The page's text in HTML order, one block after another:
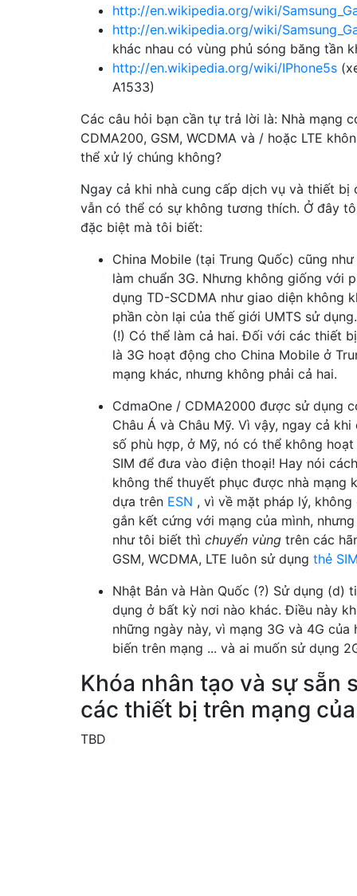
http://en.wikipedia.org/wiki/
http://en.wikipedia.org/wiki/
khác nhau có vùng phủ sóng băng tần
http://en.wikipedia.org/wiki/IPhone5s
A1533)
Các câu hỏi bạn cần tự trả lời là: Nhà mạng
CDMA200, GSM, WCDMA và / hoặc LTE
thể xử lý chúng không?
Ngay cả khi nhà cung cấp dịch vụ và thiết bị
vẫn có thể có sự không tương thích. Ở đây
đặc biệt mà tôi biết:
China Mobile (tại Trung Quốc) cũng
làm chuẩn 3G. Nhưng không giống với
dụng TD-SCDMA như giao diện không
phần còn lại của thế giới UMTS sử
(!) Có thể làm cả hai. Đối với các thiết
là 3G hoạt động cho China Mobile ở
mạng khác, nhưng không phải cả hai.
CdmaOne / CDMA2000 được sử dụng
Châu Á và Châu Mỹ. Vì vậy, ngay cả
số phù hợp, ở Mỹ, nó có thể không
SIM để đưa vào điện thoại! Hay nói
không thể thuyết phục được nhà mạng
dựa trên ESN , vì về mặt pháp lý,
gắn kết cứng với mạng của mình,
như tôi biết thì chuyển vùng trên các
GSM, WCDMA, LTE luôn sử dụng thẻ
Nhật Bản và Hàn Quốc (?) Sử dụng (d)
dụng ở bất kỳ nơi nào khác. Điều này
những ngày này, vì mạng 3G và 4G
biến trên mạng ... và ai muốn sử dụng
Khóa nhân tạo và sự sẵn
các thiết bị trên mạng
TBD